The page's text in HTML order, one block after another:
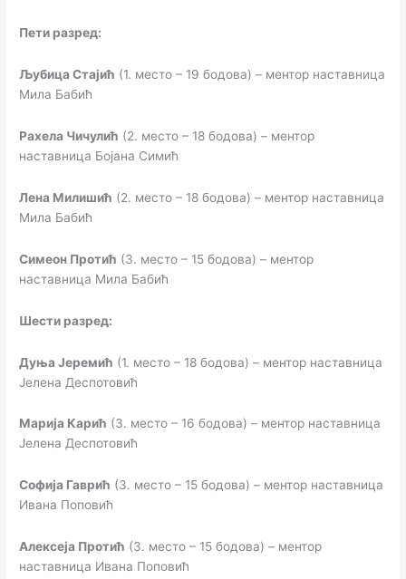
Пети разред:
Љубица Стајић (1. место – 19 бодова) – ментор наставница
Мила Бабић
Рахела Чичулић (2. место – 18 бодова) – ментор
наставница Бојана Симић
Лена Милишић (2. место – 18 бодова) – ментор наставница
Мила Бабић
Симеон Протић (3. место – 15 бодова) – ментор
наставница Мила Бабић
Шести разред:
Дуња Јеремић (1. место – 18 бодова) – ментор наставница
Јелена Деспотовић
Марија Карић (3. место – 16 бодова) – ментор наставница
Јелена Деспотовић
Софија Гаврић (3. место – 15 бодова) – ментор наставница
Ивана Поповић
Алексеја Протић (3. место – 15 бодова) – ментор
наставница Ивана Поповић